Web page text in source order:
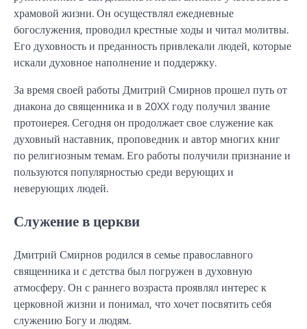
храмовой жизни. Он осуществлял ежедневные
богослужения, проводил крестные ходы и читал молитвы.
Его духовность и преданность привлекали людей, которые
искали духовное наполнение и поддержку.
За время своей работы Дмитрий Смирнов прошел путь от
диакона до священника и в 20XX году получил звание
протоиерея. Сегодня он продолжает свое служение как
духовный наставник, проповедник и автор многих книг
по религиозным темам. Его работы получили признание и
пользуются популярностью среди верующих и
неверующих людей.
Служение в церкви
Дмитрий Смирнов родился в семье православного
священника и с детства был погружен в духовную
атмосферу. Он с раннего возраста проявлял интерес к
церковной жизни и понимал, что хочет посвятить себя
служению Богу и людям.